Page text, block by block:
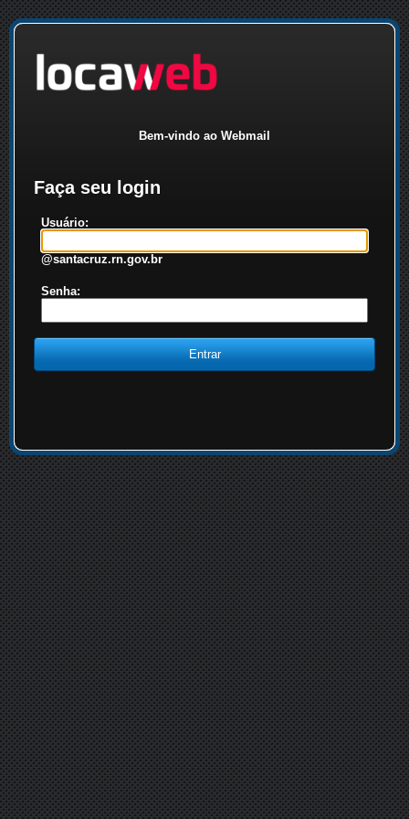
Bem-vindo ao Webmail
Faça seu login
Usuário:
@santacruz.rn.gov.br
Senha: